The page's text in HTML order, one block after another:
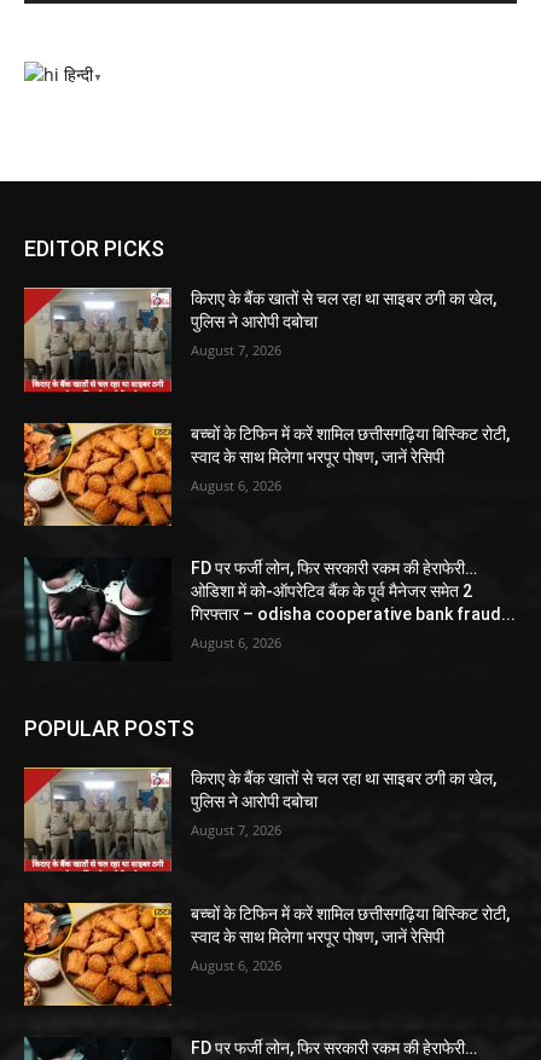
हिन्दी▼
EDITOR PICKS
किराए के बैंक खातों से चल रहा था साइबर ठगी का खेल,
पुलिस ने आरोपी दबोचा
August 7, 2026
बच्चों के टिफिन में करें शामिल छत्तीसगढ़िया बिस्किट रोटी,
स्वाद के साथ मिलेगा भरपूर पोषण, जानें रेसिपी
August 6, 2026
FD पर फर्जी लोन, फिर सरकारी रकम की हेराफेरी…
ओडिशा में को-ऑपरेटिव बैंक के पूर्व मैनेजर समेत 2
गिरफ्तार – odisha cooperative bank fraud...
August 6, 2026
POPULAR POSTS
किराए के बैंक खातों से चल रहा था साइबर ठगी का खेल,
पुलिस ने आरोपी दबोचा
August 7, 2026
बच्चों के टिफिन में करें शामिल छत्तीसगढ़िया बिस्किट रोटी,
स्वाद के साथ मिलेगा भरपूर पोषण, जानें रेसिपी
August 6, 2026
FD पर फर्जी लोन, फिर सरकारी रकम की हेराफेरी…